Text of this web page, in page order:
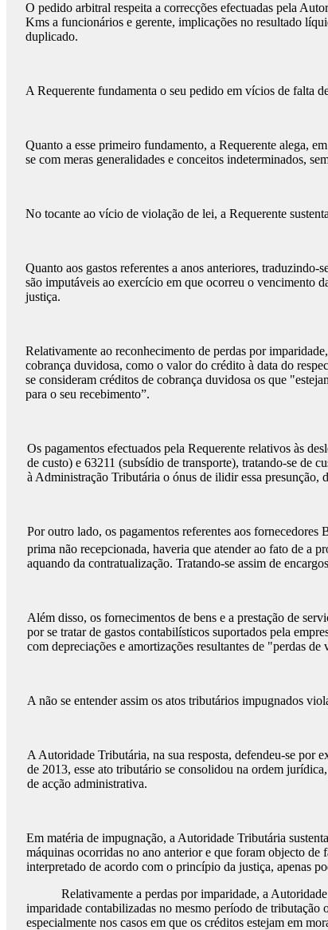
O pedido arbitral respeita a correcções efectuadas pela
Kms a funcionários e gerente, implicações no resultado
duplicado.
A Requerente fundamenta o seu pedido em vícios de falta
Quanto a esse primeiro fundamento, a Requerente alega,
se com meras generalidades e conceitos indeterminados,
No tocante ao vício de violação de lei, a Requerente
Quanto aos gastos referentes a anos anteriores,
são imputáveis ao exercício em que ocorreu o vencimento
justiça.
Relativamente ao reconhecimento de perdas por
cobrança duvidosa, como o valor do crédito à data do
se consideram créditos de cobrança duvidosa os que
para o seu recebimento”.
Os pagamentos efectuados pela Requerente relativos às
de custo) e 63211 (subsídio de transporte), tratando-se de
à Administração Tributária o ónus de ilidir essa presunção,
Por outro lado, os pagamentos referentes aos
prima não recepcionada, haveria que atender ao fato de a
aquando da contratualização. Tratando-se assim de
Além disso, os fornecimentos de bens e a prestação de
por se tratar de gastos contabilísticos suportados pela
com depreciações e amortizações resultantes de "perdas
A não se entender assim os atos tributários impugnados
A Autoridade Tributária, na sua resposta, defendeu-se por
de 2013, esse ato tributário se consolidou na ordem
de acção administrativa.
Em matéria de impugnação, a Autoridade Tributária
máquinas ocorridas no ano anterior e que foram objecto de
interpretado de acordo com o princípio da justiça, apenas
Relativamente a perdas por imparidade, a Autoridade
imparidade contabilizadas no mesmo período de tributação
especialmente nos casos em que os créditos estejam em